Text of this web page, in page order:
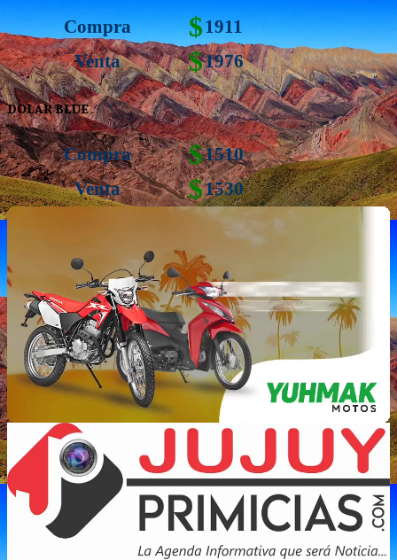
Compra $1911
Venta
$1976
DOLAR BLUE
Compra $1510
Venta
$1530